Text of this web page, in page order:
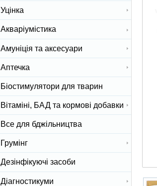
Уцінка
Акваріумістика
Амуніція та аксесуари
Аптечка
Біостимулятори для тварин
Вітаміні, БАД та кормові добавки
Все для бджільництва
Грумінг
Дезінфікуючі засоби
Діагностикуми